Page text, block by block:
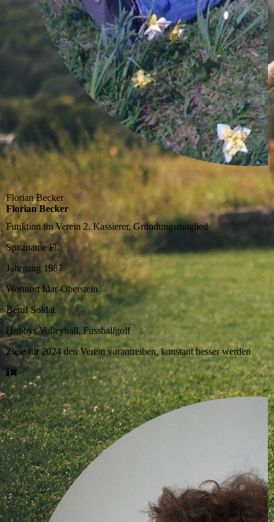
Florian Becker
Florian Becker
Funktion im Verein 2. Kassierer, Gründungsmitglied
SpitznameFlo
Jahrgang 1987
WohnortIdar-Oberstein
BerufSoldat
HobbysVolleyball, Fussballgolf
Ziele für 2024 den Verein vorantreiben, konstant besser werden